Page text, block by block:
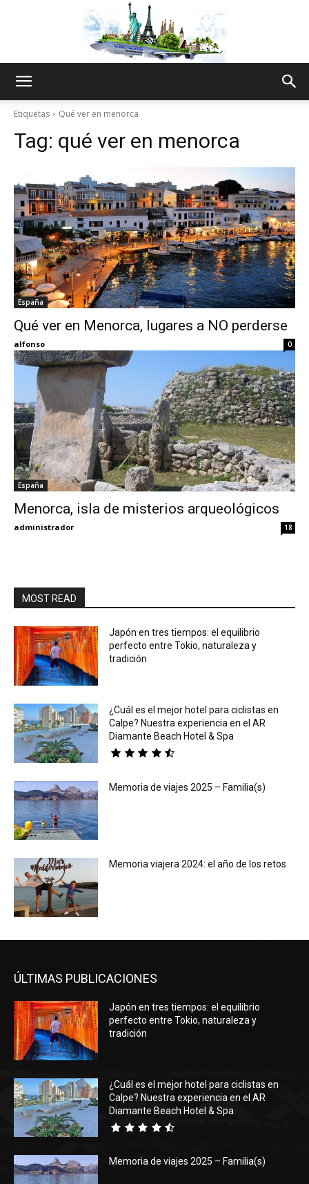
Thru
My
Etiquetas Qué ver en menorca
Tag: qué ver en menorca
España
Qué ver en Menorca, lugares a NO perderse
alfonso 0
España
Menorca, isla de misterios arqueológicos
administrador 18
MOST READ
Japón en tres tiempos: el equilibrio
perfecto entre Tokio, naturaleza y
tradición
¿Cuál es el mejor hotel para ciclistas en
Calpe? Nuestra experiencia en el AR
Diamante Beach Hotel & Spa
Memoria de viajes 2025 – Familia(s)
Memoria viajera 2024: el año de los retos
ÚLTIMAS PUBLICACIONES
Japón en tres tiempos: el equilibrio
perfecto entre Tokio, naturaleza y
tradición
¿Cuál es el mejor hotel para ciclistas en
Calpe? Nuestra experiencia en el AR
Diamante Beach Hotel & Spa
Memoria de viajes 2025 – Familia(s)